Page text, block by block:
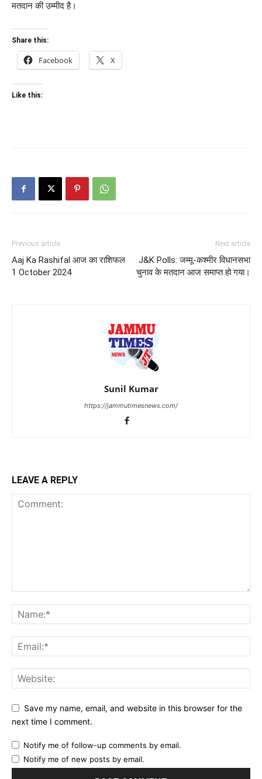
मतदान की उम्मीद है।
Share this:
Facebook X
Like this:
Previous article
Aaj Ka Rashifal आज का राशिफल
1 October 2024
Next article
J&K Polls: जम्मू-कश्मीर विधानसभा
चुनाव के मतदान आज समाप्त हो गया।
Sunil Kumar
https://jammutimesnews.com/
LEAVE A REPLY
Save my name, email, and website in this browser for the
next time I comment.
Notify me of follow-up comments by email.
Notify me of new posts by email.